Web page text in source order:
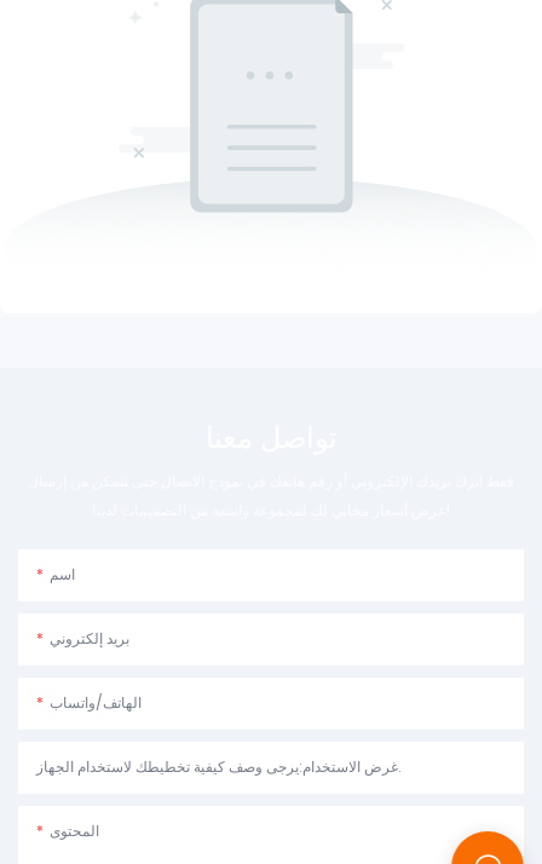
اسم
بريد إلكتروني
الهاتف/واتساب
غرض الاستخدام:يرجى وصف كيفية تخطيطك لاستخدام الجهاز.
المحتوى